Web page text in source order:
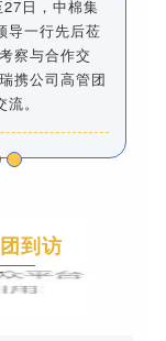
日，中棉集
导一行先后莅
察与合作交
携公司高管团
。
到访